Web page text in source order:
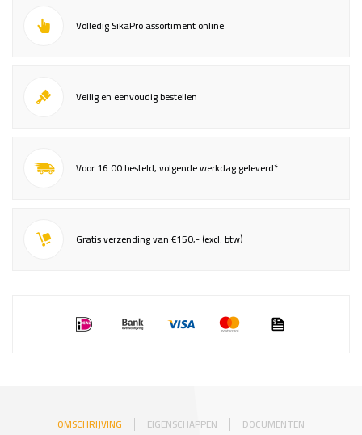
Volledig SikaPro assortiment online
Veilig en eenvoudig bestellen
Voor 16.00 besteld, volgende werkdag geleverd*
Gratis verzending van €150,- (excl. btw)
OMSCHRIJVING EIGENSCHAPPEN DOCUMENTEN